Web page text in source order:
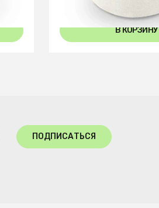
В КОРЗИНУ
ПОДПИСАТЬСЯ